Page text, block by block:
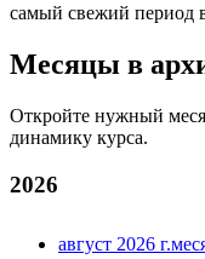
самый свежий период
Месяцы в
Откройте нужный
динамику курса.
2026
август 2026 г.